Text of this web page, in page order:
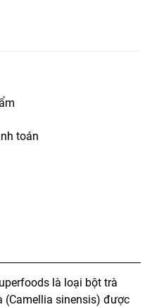
toán
là loại bột trà
(Camellia sinensis) được